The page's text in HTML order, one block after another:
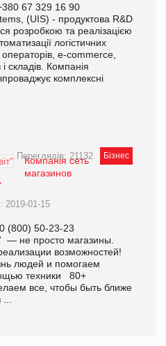
67 329 16 90
(UIS) - продуктова R&D
розробкою та реалізацією
логістичних
e-commerce,
складів. Компанія
комплексні
Переглядів: 21132 Бізнес
Компанія сеть
магазинов
2019-01-15
(800) 50-23-23
— не просто магазины.
возможностей!
людей и помогаем
техники 80+
все, чтобы быть ближе